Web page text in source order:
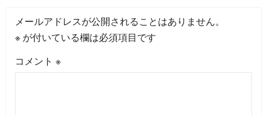
メールアドレスが公開されることはありません。
※が付いている欄は必須項目です
コメント ※